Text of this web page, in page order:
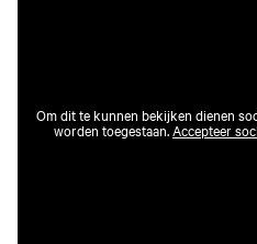
Om dit te kunnen bekijken dienen
worden toegestaan.Accepteer